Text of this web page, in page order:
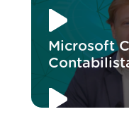
Microsoft